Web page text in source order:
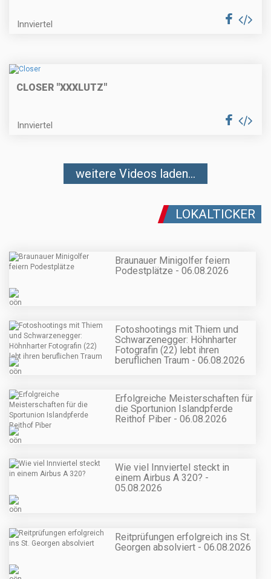
Innviertel
CLOSER "XXXLUTZ"
Innviertel
weitere Videos laden...
LOKALTICKER
Braunauer Minigolfer feiern
Podestplätze - 06.08.2026
Fotoshootings mit Thiem und
Schwarzenegger: Höhnharter
Fotografin (22) lebt ihren
beruflichen Traum - 06.08.2026
Erfolgreiche Meisterschaften für
die Sportunion Islandpferde
Reithof Piber - 06.08.2026
Wie viel Innviertel steckt in
einem Airbus A 320? -
05.08.2026
Reitprüfungen erfolgreich ins St.
Georgen absolviert - 06.08.2026